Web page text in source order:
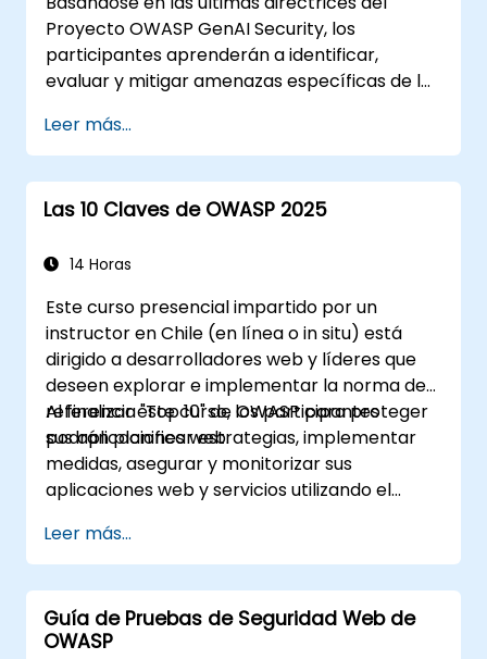
Proyecto OWASP GenAI Security, los
participantes aprenderán a identificar,
evaluar y mitigar amenazas específicas de la
del mundo real.
Leer más...
Las 10 Claves de OWASP 2025
14 Horas
Este curso presencial impartido por un
instructor en Chile (en línea o in situ) está
dirigido a desarrolladores web y líderes que
deseen explorar e implementar la norma de
referencia "Top 10" de OWASP para proteger
sus aplicaciones web.
Al finalizar este curso, los participantes
podrán planificar estrategias, implementar
medidas, asegurar y monitorizar sus
aplicaciones web y servicios utilizando el
referencia.
Leer más...
Guía de Pruebas de Seguridad Web de
OWASP